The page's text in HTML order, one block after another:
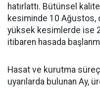
hatırlattı. Bütünsel
kesiminde 10
yüksek kesimlerde ise
itibaren hasada
Hasat ve kurutma
uyarılarda bulunan Ay,